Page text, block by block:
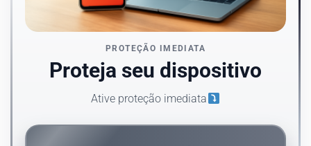
PROTEÇÃO IMEDIATA
Proteja seu dispositivo
Ative proteção imediata